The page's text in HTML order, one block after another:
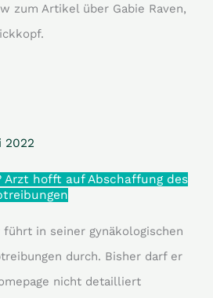
zum Artikel über Gabie Raven,
2022
Arzt hofft auf Abschaffung des
in seiner gynäkologischen
durch. Bisher darf er
nicht detailliert